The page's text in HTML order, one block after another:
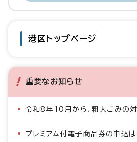
港区トップページ
重要なお知らせ
令和8年10月から、粗大ごみの
プレミアム付電子商品券の申込